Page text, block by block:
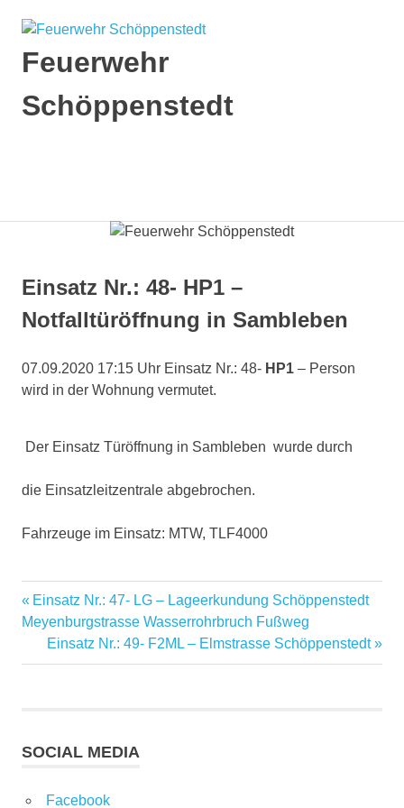
Inhalt
springenFeuerwehr
Schöppenstedt
Einsatz Nr.: 48- HP1 –
Notfalltüröffnung in Sambleben
07.09.2020 17:15 Uhr Einsatz Nr.: 48- HP1 – Person
wird in der Wohnung vermutet.
Der Einsatz Türöffnung in Sambleben wurde durch
die Einsatzleitzentrale abgebrochen.
Fahrzeuge im Einsatz: MTW, TLF4000
Beitragsnavigation
Vorheriger
Beitrag:
Einsatz Nr.: 47- LG – Lageerkundung Schöppenstedt
Meyenburgstrasse Wasserrohrbruch Fußweg
Nächster
Beitrag:
Einsatz Nr.: 49- F2ML – Elmstrasse Schöppenstedt
SOCIAL MEDIA
Facebook